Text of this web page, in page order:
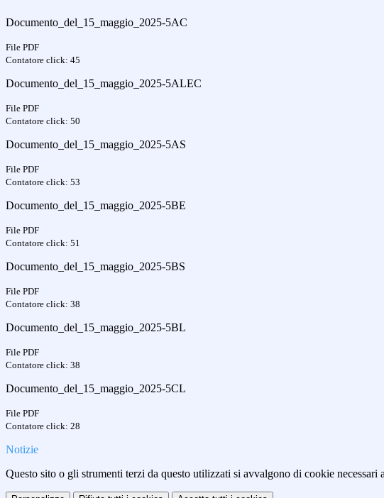
Documento_del_15_maggio_2025-5AC
File PDF
Contatore click: 45
Documento_del_15_maggio_2025-5ALEC
File PDF
Contatore click: 50
Documento_del_15_maggio_2025-5AS
File PDF
Contatore click: 53
Documento_del_15_maggio_2025-5BE
File PDF
Contatore click: 51
Documento_del_15_maggio_2025-5BS
File PDF
Contatore click: 38
Documento_del_15_maggio_2025-5BL
File PDF
Contatore click: 38
Documento_del_15_maggio_2025-5CL
File PDF
Contatore click: 28
Notizie
Questo sito o gli strumenti terzi da questo utilizzati si avvalgono di cookie